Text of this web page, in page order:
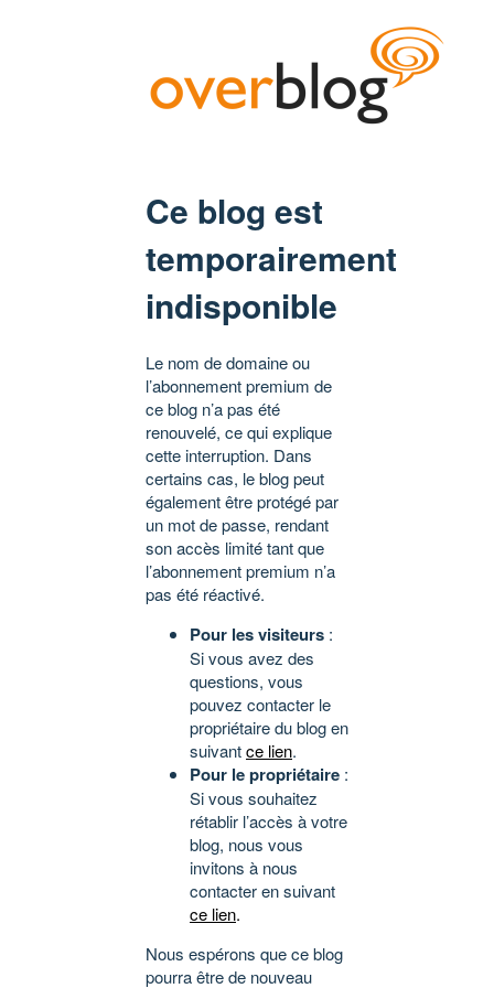
Ce blog est
temporairement
indisponible
Le nom de domaine ou
l’abonnement premium de
ce blog n’a pas été
renouvelé, ce qui explique
cette interruption. Dans
certains cas, le blog peut
également être protégé par
un mot de passe, rendant
son accès limité tant que
l’abonnement premium n’a
pas été réactivé.
Pour les visiteurs :
Si vous avez des
questions, vous
pouvez contacter le
propriétaire du blog en
suivantce lien.
Pour le propriétaire :
Si vous souhaitez
rétablir l’accès à votre
blog, nous vous
invitons à nous
contacter en suivant
ce lien.
Nous espérons que ce blog
pourra être de nouveau